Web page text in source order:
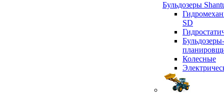
Бульдозеры
SD
Бульдозеры-
Колесные